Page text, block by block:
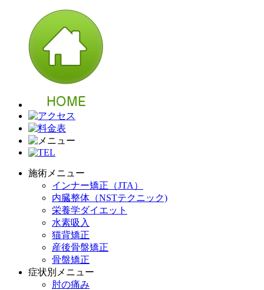
施術メニュー
インナー矯正（JTA）
内臓整体（NSTテクニック)
栄養学ダイエット
水素吸入
猫背矯正
産後骨盤矯正
骨盤矯正
症状別メニュー
肘の痛み